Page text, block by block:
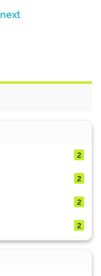
next
2
2
2
2